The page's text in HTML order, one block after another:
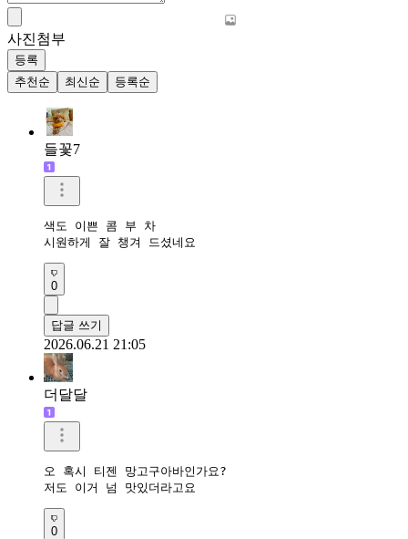
사진첨부
등록
추천순
최신순 등록순
들꽃7
색도 이쁜 콤 부 차
시원하게 잘 챙겨 드셨네요
0
답글 쓰기
2026.06.21 21:05
더달달
오 혹시 티젠 망고구아바인가요?
저도 이거 넘 맛있더라고요
0